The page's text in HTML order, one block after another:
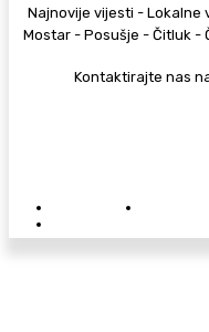
Najnovije vijesti - Lokalne
Mostar - Posušje - Čitluk -
Kontaktirajte nas